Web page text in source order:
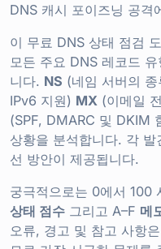
DNS 캐시 포이즈닝 공격
이 무료 DNS 상태 점검
모든 주요 DNS 레코드
니다. NS (네임 서버의
IPv6 지원) MX (이메일
(SPF, DMARC 및 DKIM
상황을 분석합니다. 각
선 방안이 제공됩니다.
궁극적으로는 0에서 100
상태 점수 그리고 A–F 메
오류, 경고 및 참고 사항